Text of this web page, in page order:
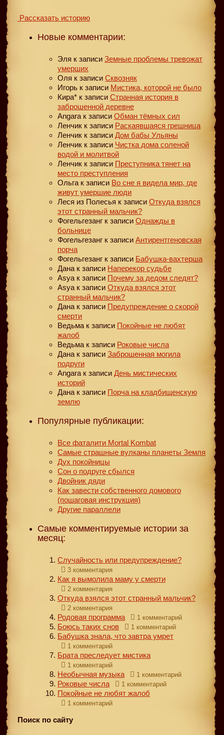
Рассказать историю
Новые комментарии:
Эля к записи Земные проблемы тревожат
умерших
Оля к записи Сквозняк
Игорь к записи Мистика, которой не было
Кира* к записи Странная история в
заброшенной деревне
Angara к записи Обман тёмных сил
Ленчик к записи Раскаявшаяся грешница
Ленчик к записи Дом бабы Ульяны
Ленчик к записи Чистка дома соленой
водой и молитвой
Ленчик к записи Преступника тянет на
место преступления
Ольга к записи Во сне я видела мир, где
живут умершие люди
Леся из Полесья к записи Откуда взялся
этот странный мальчик?
Фогельгезанг к записи Однажды в
больнице
Фогельгезанг к записи Антирентгеновская
порча
Фогельгезанг к записи Бабушка-вахтерша
Дана к записи Наперекор судьбе
Asya к записи Почему за дедом следят?
Asya к записи Откуда взялся этот
странный мальчик?
Дана к записи Предупреждение о скорой
смерти
Ведьма к записи Покойные не любят
жалоб
Ведьма к записи Роковые числа
Дана к записи Заброшенная могила
подруги
Angara к записи День мистических
историй
Дана к записи Порча на кладбищенскую
землю
Популярные публикации:
Все фаталити Mortal Kombat
Самые страшные вулканы планеты Земля
Дух покойницы
Сон о подруге сбылся
Двойник дяди
Как завести собственного домового
(пошаговая инструкция)
Другие параллели
Самые комментируемые истории за
месяц:
Случайность или предупреждение?
3 комментария
Как я вымолила маму у смерти
2 комментария
Откуда взялся этот странный мальчик?
2 комментария
Родовая программа 1 комментарий
Боюсь таких снов 1 комментарий
Бабушка знала, что завтра умрет
1 комментарий
Брата преследует мистика
1 комментарий
Необычная музыка 1 комментарий
Роковые числа 1 комментарий
Покойные не любят жалоб
1 комментарий
Поиск по сайту